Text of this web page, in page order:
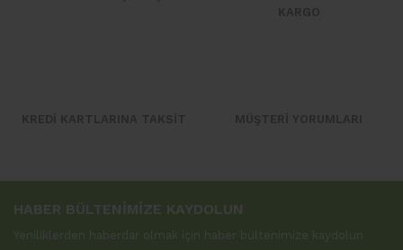
HABER BÜLTENİMİZE KAYDOLUN
Yeniliklerden haberdar olmak için haber bültenimize kaydolun